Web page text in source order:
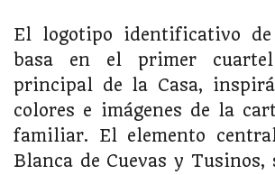
El logotipo identificativo
basa en el primer
principal de la Casa,
colores e imágenes de la
familiar. El elemento
Blanca de Cuevas y